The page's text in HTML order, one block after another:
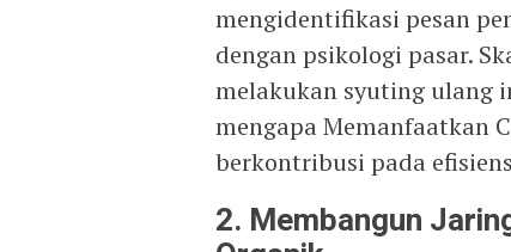
mengidentifikasi pesan
dengan psikologi pasar.
melakukan syuting ulang
mengapa Memanfaatkan
berkontribusi pada
2. Membangun